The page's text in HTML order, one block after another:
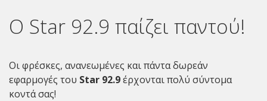
O Star 92.9 παίζει παντού!
Οι φρέσκες, ανανεωμένες και πάντα δωρεάν
εφαρμογές του Star 92.9έρχονται πολύ σύντομα
κοντά σας!